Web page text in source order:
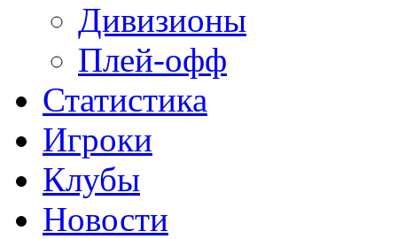
Дивизионы
Плей-офф
Статистика
Игроки
Клубы
Новости